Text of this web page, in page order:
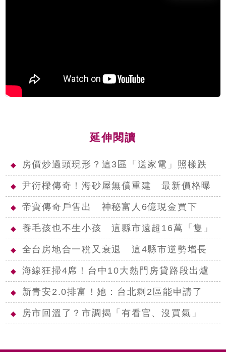
延伸閱讀
◆ 房價炒過頭現形？這3區「送家電」照樣跌
◆ 尹衍樑傳奇！海砂屋無償重建 最新價格曝
◆ 帝寶傳奇戶售出 神秘富人6億現金買下
◆ 養毛孩也不生小孩 這縣市遠超16萬「隻」
◆ 全台房地合一稅又衰退 這4縣市逆勢增長
◆ 海線狂掃4席！台中10大熱門房貸路段出爐
◆ 新青安2.0排富！她：台北剩2區能申請了
◆ 房市回溫了？市調揭「有看官、沒買氣」